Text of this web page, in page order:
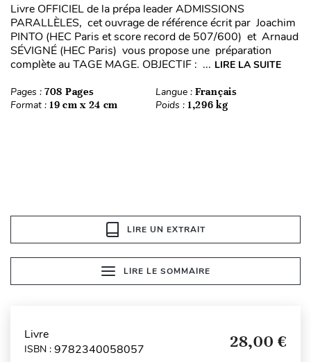
Livre OFFICIEL de la prépa leader ADMISSIONS
PARALLÈLES, cet ouvrage de référence écrit par Joachim
PINTO (HEC Paris et score record de 507/600) et Arnaud
SÉVIGNÉ (HEC Paris) vous propose une préparation
complète au TAGE MAGE. OBJECTIF : ... LIRE LA SUITE
Pages : 708 Pages Langue : Français
Format : 19 cm x 24 cm Poids : 1,296 kg
LIRE UN EXTRAIT
LIRE LE SOMMAIRE
Livre
ISBN : 9782340058057 28,00 €